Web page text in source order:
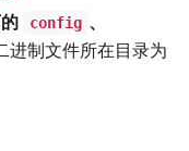
config 、
进制文件所在目录为